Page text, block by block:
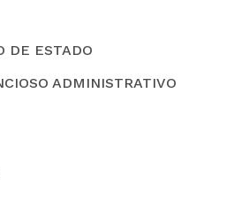
DE ESTADO
ADMINISTRATIVO